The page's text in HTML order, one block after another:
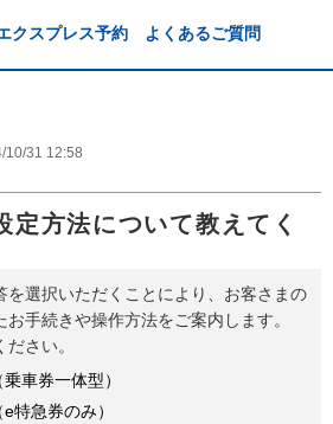
クスプレス予約 よくあるご質問
10/31 12:58
定方法について教えてく
を選択いただくことにより、お客さまの
手続きや操作方法をご案内します。
さい。
車券一体型）
特急券のみ）